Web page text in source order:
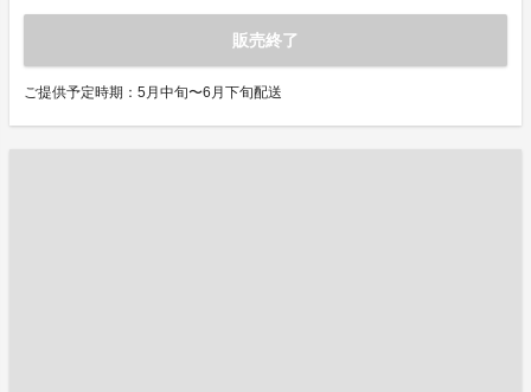
販売終了
ご提供予定時期：5月中旬〜6月下旬配送